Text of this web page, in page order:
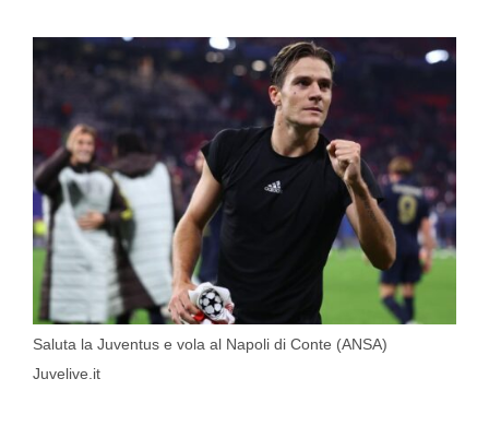
Saluta la Juventus e vola al Napoli di Conte (ANSA)
Juvelive.it